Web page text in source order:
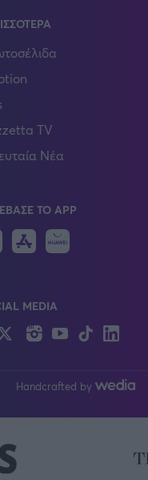
TV
Νέα
ΤΟ APP
Android
IOS
MEDIA
TwitterInstagram
YouTubeTikTok
Handcrafted by